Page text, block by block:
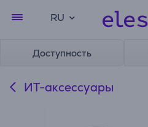
RU
Доступность
ИТ-аксессуары